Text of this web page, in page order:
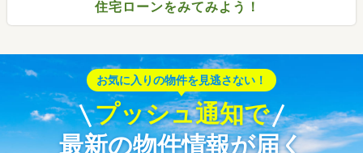
住宅ローンをみてみよう！
お気に入りの物件を見逃さない！
プッシュ通知で
最新の物件情報が届く